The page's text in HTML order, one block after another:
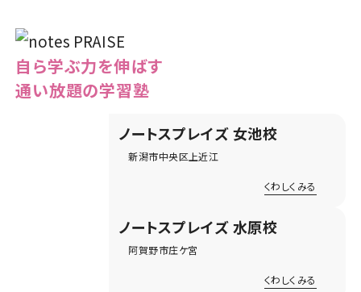
自ら学ぶ力を伸ばす
通い放題の学習塾
ノートスプレイズ女池校
新潟市中央区上近江
くわしくみる
ノートスプレイズ水原校
阿賀野市庄ケ宮
くわしくみる